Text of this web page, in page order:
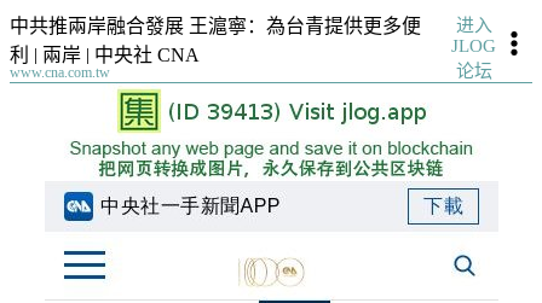
中共推兩岸融合發展 王滬寧：為台青提供更多便
利 | 兩岸 | 中央社 CNA
www.cna.com.tw
进入
JLOG
论坛